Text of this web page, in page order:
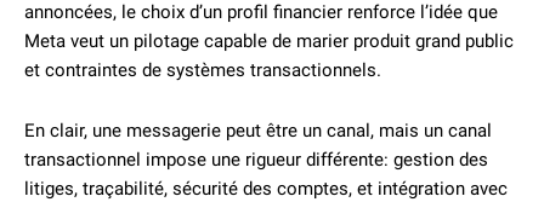
annoncées, le choix d’un profil financier renforce l’idée que
Meta veut un pilotage capable de marier produit grand public
et contraintes de systèmes transactionnels.
En clair, une messagerie peut être un canal, mais un canal
transactionnel impose une rigueur différente: gestion des
litiges, traçabilité, sécurité des comptes, et intégration avec